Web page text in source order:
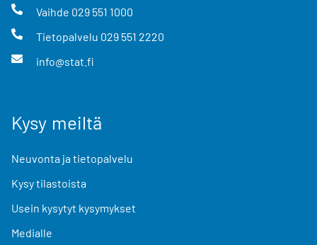
Vaihde 029 551 1000
Tietopalvelu 029 551 2220
info@stat.fi
Kysy meiltä
Neuvonta ja tietopalvelu
Kysy tilastoista
Usein kysytyt kysymykset
Medialle